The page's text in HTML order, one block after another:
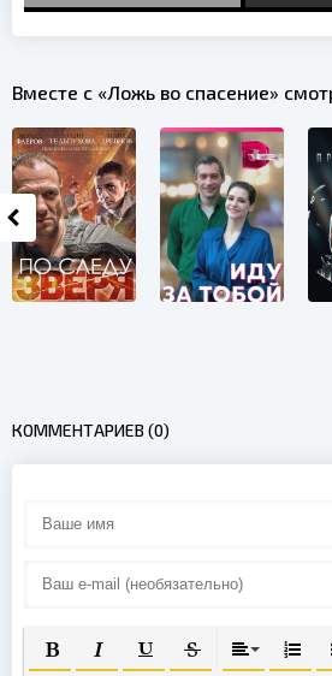
Вместе с «Ложь во спасение»
КОММЕНТАРИЕВ (0)